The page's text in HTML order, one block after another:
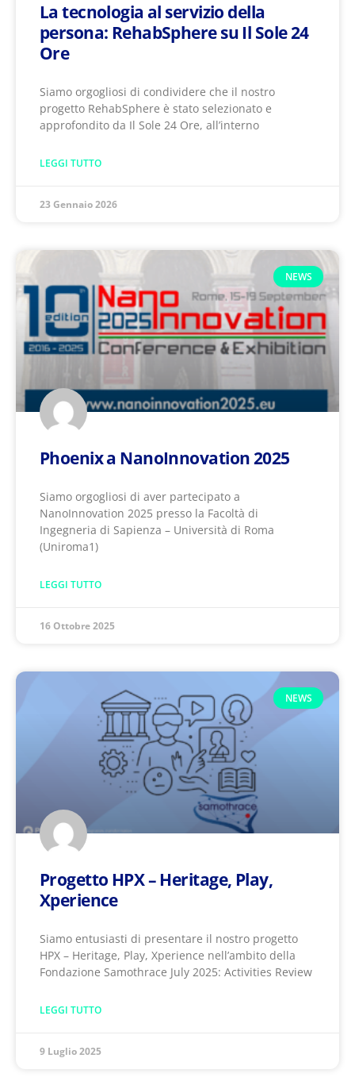
La tecnologia al servizio della
persona: RehabSphere su Il Sole 24
Ore
Siamo orgogliosi di condividere che il nostro
progetto RehabSphere è stato selezionato e
approfondito da Il Sole 24 Ore, all’interno
LEGGI TUTTO
23 Gennaio 2026
NEWS
Phoenix a NanoInnovation 2025
Siamo orgogliosi di aver partecipato a
NanoInnovation 2025 presso la Facoltà di
Ingegneria di Sapienza – Università di Roma
(Uniroma1)
LEGGI TUTTO
16 Ottobre 2025
NEWS
Progetto HPX – Heritage, Play,
Xperience
Siamo entusiasti di presentare il nostro progetto
HPX – Heritage, Play, Xperience nell’ambito della
Fondazione Samothrace July 2025: Activities Review
LEGGI TUTTO
9 Luglio 2025